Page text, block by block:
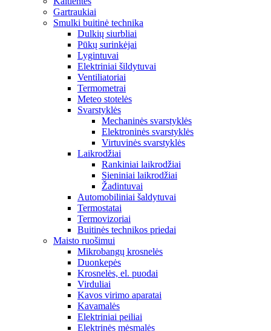
Gartraukiai
Smulki buitinė technika
Dulkių siurbliai
Pūkų surinkėjai
Lygintuvai
Elektriniai šildytuvai
Ventiliatoriai
Termometrai
Meteo stotelės
Svarstyklės
Mechaninės svarstyklės
Elektroninės svarstyklės
Virtuvinės svarstyklės
Laikrodžiai
Rankiniai laikrodžiai
Sieniniai laikrodžiai
Žadintuvai
Automobiliniai šaldytuvai
Termostatai
Termovizoriai
Buitinės technikos priedai
Maisto ruošimui
Mikrobangų krosnelės
Duonkepės
Krosnelės, el. puodai
Virduliai
Kavos virimo aparatai
Kavamalės
Elektriniai peiliai
Elektrinės mėsmalės